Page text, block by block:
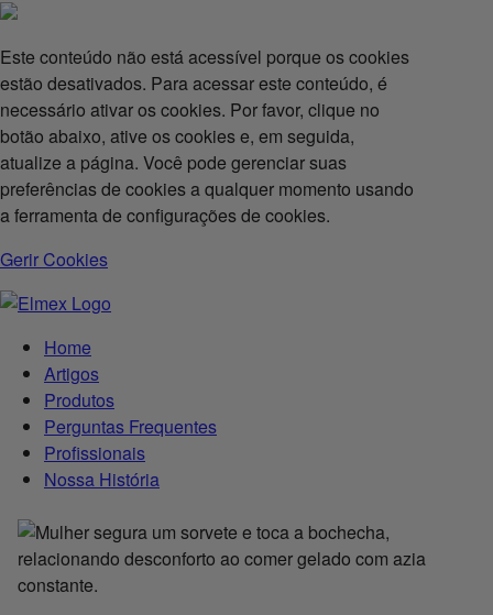
Este conteúdo não está acessível porque os cookies
estão desativados. Para acessar este conteúdo, é
necessário ativar os cookies. Por favor, clique no
botão abaixo, ative os cookies e, em seguida,
atualize a página. Você pode gerenciar suas
preferências de cookies a qualquer momento usando
a ferramenta de configurações de cookies.
Gerir Cookies
Home
Artigos
Produtos
Perguntas Frequentes
Profissionais
Nossa História